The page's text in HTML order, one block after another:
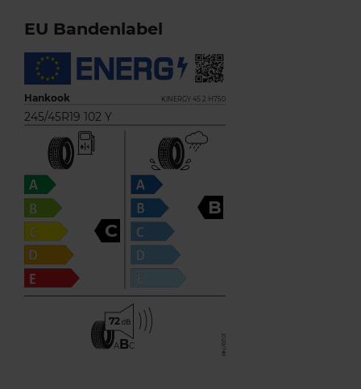
EU Bandenlabel
Hankook KINERGY 4S 2 H750
245/45R19 102 Y
C
B
72
ABC